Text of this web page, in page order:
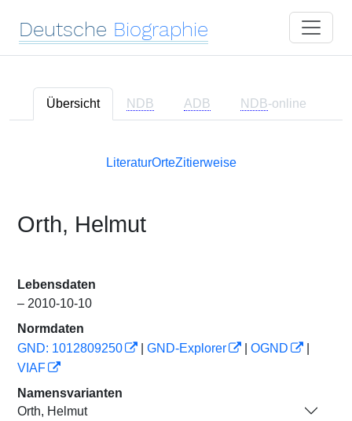
Deutsche Biographie
Übersicht NDB ADB NDB-online
LiteraturOrteZitierweise
Orth, Helmut
Lebensdaten
– 2010-10-10
Normdaten
GND: 1012809250
GND-Explorer OGND
VIAF
Namensvarianten
Orth, Helmut